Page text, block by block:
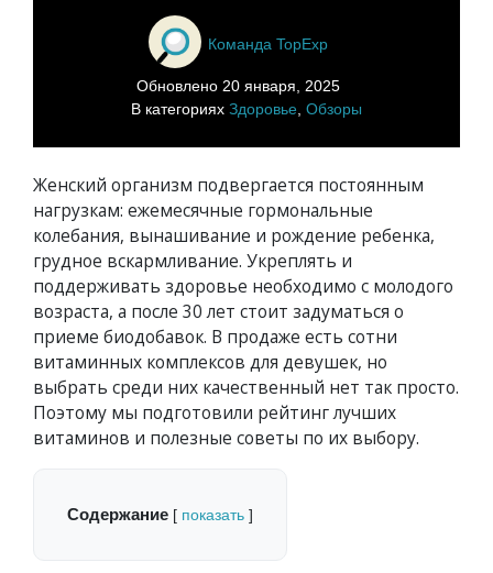
Команда TopExp
Обновлено 20 января, 2025
В категориях Здоровье Обзоры
Женский организм подвергается постоянным
нагрузкам: ежемесячные гормональные
колебания, вынашивание и рождение ребенка,
грудное вскармливание. Укреплять и
поддерживать здоровье необходимо с молодого
возраста, а после 30 лет стоит задуматься о
приеме биодобавок. В продаже есть сотни
витаминных комплексов для девушек, но
выбрать среди них качественный нет так просто.
Поэтому мы подготовили рейтинг лучших
витаминов и полезные советы по их выбору.
Содержание [ показать ]